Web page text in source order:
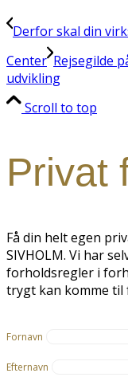
Derfor skal din
Center Rejsegilde
udvikling
Scroll to top
Privat
Få din helt egen
SIVHOLM. Vi har
forholdsregler i
trygt kan komme til
Fornavn
Efternavn